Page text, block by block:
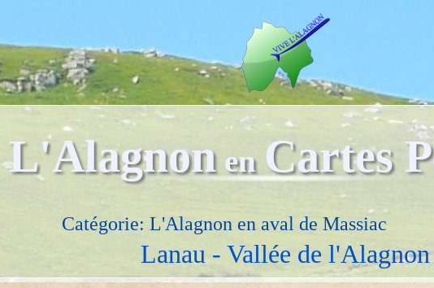
L'Alagnonen Cartes
Catégorie: L'Alagnon en aval de Massiac
Lanau - Vallée de l'Alagnon